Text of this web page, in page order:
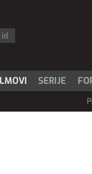
SERIJE